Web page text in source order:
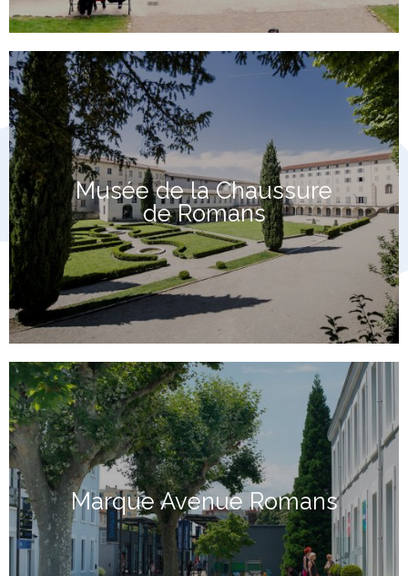
Musée de la Chaussure
de Romans
Marque Avenue Romans